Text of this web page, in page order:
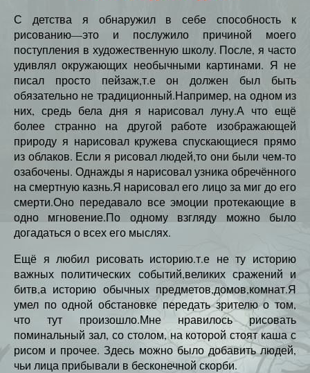
С детства я обнаружил в себе способность к
рисованию—это и послужило причиной моего
поступления в художественную школу. После, я часто
удивлял окружающих необычными картинами. Я не
писал просто пейзаж,т.е он должен был быть
обязательно не традиционный.Например, на одном из
них, средь бела дня я нарисовал луну.А что ещё
более странно на другой работе изображающей
природу я нарисовал кружева спускающиеся прямо
из облаков. Если я рисовал людей,то они были чем-то
озабочены. Однажды я нарисовал узника обречённого
на смертную казнь.Я нарисовал его лицо за миг до его
смерти.Оно передавало все эмоции протекающие в
одно мгновение.По одному взгляду можно было
догадаться о всех его мыслях.
Ещё я любил рисовать историю.т.е не ту историю
важных политических событий,великих сражений и
битв,а историю обычных предметов,домов,комнат.Я
умел по одной обстановке передать зрителю о том,
что тут произошло.Мне нравилось рисовать
поминальный зал, со столом, на которой стоят каша с
рисом и прочее. Здесь можно было добавить людей,
чьи лица прибывали в бесконечной скорби.